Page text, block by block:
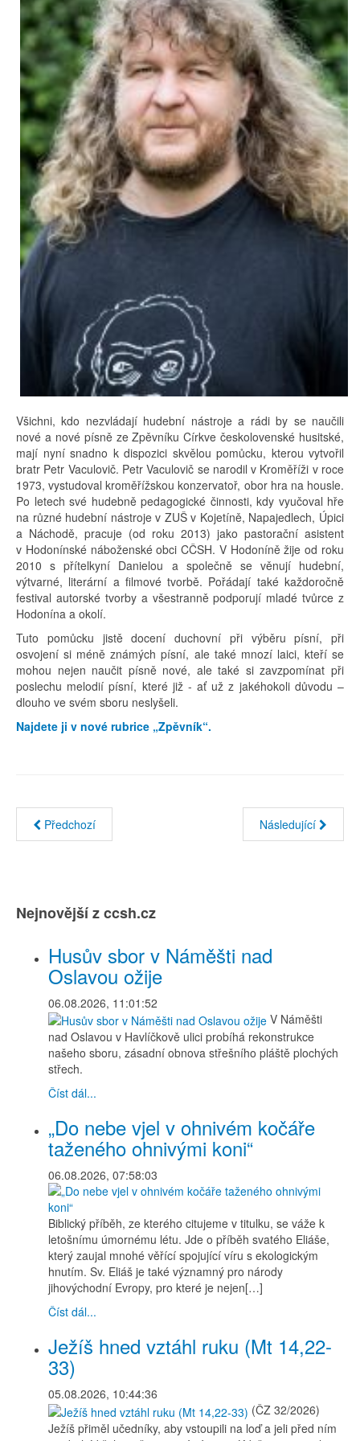
Všichni, kdo nezvládají hudební nástroje a rádi by se naučili
nové a nové písně ze Zpěvníku Církve českolovenské husitské,
mají nyní snadno k dispozici skvělou pomůcku, kterou vytvořil
bratr Petr Vaculovič. Petr Vaculovič se narodil v Kroměříži v roce
1973, vystudoval kroměřížskou konzervatoř, obor hra na housle.
Po letech své hudebně pedagogické činnosti, kdy vyučoval hře
na různé hudební nástroje v ZUŠ v Kojetíně, Napajedlech, Úpici
a Náchodě, pracuje (od roku 2013) jako pastorační asistent
v Hodonínské náboženské obci CČSH. V Hodoníně žije od roku
2010 s přítelkyní Danielou a společně se věnují hudební,
výtvarné, literární a filmové tvorbě. Pořádají také každoročně
festival autorské tvorby a všestranně podporují mladé tvůrce z
Hodonína a okolí.
Tuto pomůcku jistě docení duchovní při výběru písní, při
osvojení si méně známých písní, ale také mnozí laici, kteří se
mohou nejen naučit písně nové, ale také si zavzpomínat při
poslechu melodií písní, které již - ať už z jakéhokoli důvodu –
dlouho ve svém sboru neslyšeli.
Najdete ji v nové rubrice „Zpěvník“.
Předchozí Následující
Nejnovější z ccsh.cz
Husův sbor v Náměšti nad
Oslavou ožije
06.08.2026, 11:01:52
V Náměšti
nad Oslavou v Havlíčkově ulici probíhá rekonstrukce
našeho sboru, zásadní obnova střešního pláště plochých
střech.
Číst dál...
„Do nebe vjel v ohnivém kočáře
taženého ohnivými koni“
06.08.2026, 07:58:03
Biblický příběh, ze kterého citujeme v titulku, se váže k
letošnímu úmornému létu. Jde o příběh svatého Eliáše,
který zaujal mnohé věřící spojující víru s ekologickým
hnutím. Sv. Eliáš je také významný pro národy
jihovýchodní Evropy, pro které je nejen[…]
Číst dál...
Ježíš hned vztáhl ruku (Mt 14,22-
33)
05.08.2026, 10:44:36
(ČZ 32/2026)
Ježíš přiměl učedníky, aby vstoupili na loď a jeli před ním